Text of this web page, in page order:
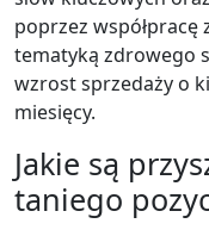
poprzez
tematyką zdrowego
wzrost sprzedaży o
miesięcy.
Jakie są
taniego